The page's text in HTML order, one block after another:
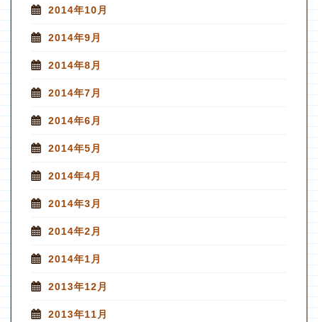
2014年10月
2014年9月
2014年8月
2014年7月
2014年6月
2014年5月
2014年4月
2014年3月
2014年2月
2014年1月
2013年12月
2013年11月